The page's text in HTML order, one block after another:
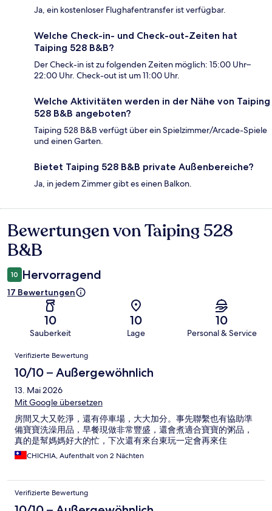
Ja, ein kostenloser Flughafentransfer ist verfügbar.
Welche Check-in- und Check-out-Zeiten hat
Taiping 528 B&B?
Der Check-in ist zu folgenden Zeiten möglich: 15:00 Uhr–
22:00 Uhr. Check-out ist um 11:00 Uhr.
Welche Aktivitäten werden in der Nähe von Taiping
528 B&B angeboten?
Taiping 528 B&B verfügt über ein Spielzimmer/Arcade-Spiele
und einen Garten.
Bietet Taiping 528 B&B private Außenbereiche?
Ja, in jedem Zimmer gibt es einen Balkon.
Bewertungen
Bewertungen von Taiping 528
B&B
10 Hervorragend
17 Bewertungen
10
Sauberkeit
10
Lage
10
Personal & Service
Bewertungen
Verifizierte Bewertung
10/10 – Außergewöhnlich
13. Mai 2026
Mit Google übersetzen
房間又大又乾淨，還有停車場，大大加分。事先聯繫也有協助準
備寶寶洗澡用品，早餐現做非常豐盛，還會煮適合寶寶的粥品，
真的是幫媽媽好大的忙，下次還有來台東玩一定會再來住
CHICHIA, Aufenthalt von 2 Nächten
Verifizierte Bewertung